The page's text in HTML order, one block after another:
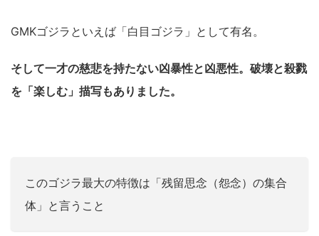
GMKゴジラといえば「白目ゴジラ」として有名。
そして一才の慈悲を持たない凶暴性と凶悪性。破壊と殺戮
を「楽しむ」描写もありました。
このゴジラ最大の特徴は「残留思念（怨念）の集合
体」と言うこと